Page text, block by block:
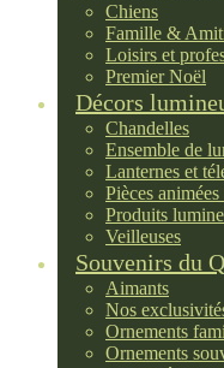
Chiens
Famille &
Loisirs et
Premier Noël
Décors
Chandelles
Ensemble de
Lanternes et
Pièces
Produits
Veilleuses
Souvenirs du
Aimants
Nos
Ornements
Ornements